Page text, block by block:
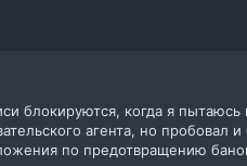
блокируются, когда я
агента, но пробовал
по предотвращению